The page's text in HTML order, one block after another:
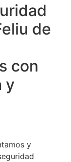
de
con
y
y